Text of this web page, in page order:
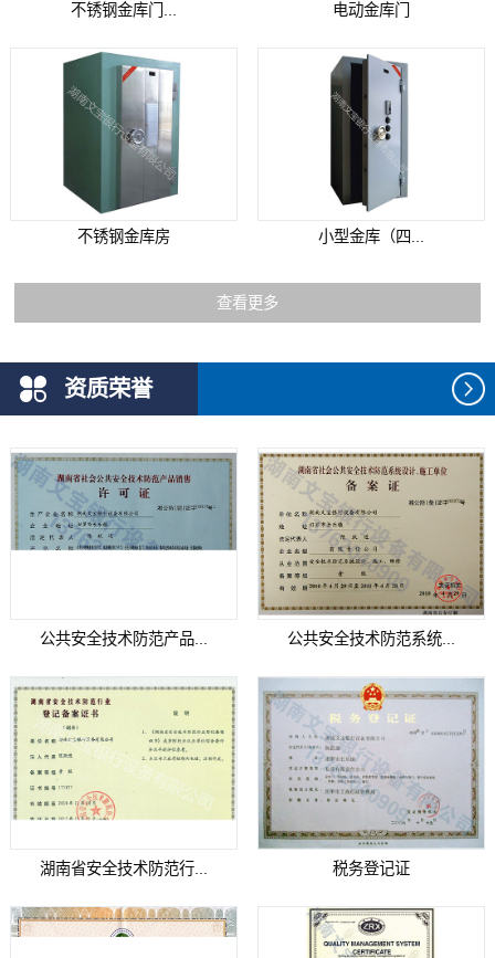
不锈钢金库门... 电动金库门
不锈钢金库房 小型金库（四...
查看更多
资质荣誉
公共安全技术防范产品... 公共安全技术防范系统...
湖南省安全技术防范行... 税务登记证